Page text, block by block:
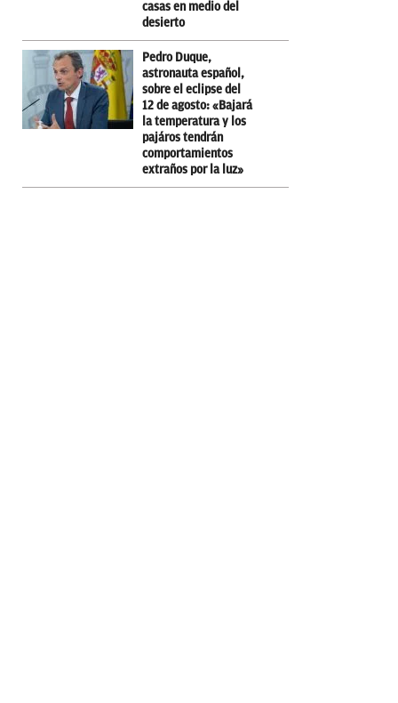
casas en medio del
desierto
Pedro Duque,
astronauta español,
sobre el eclipse del
12 de agosto: «Bajará
la temperatura y los
pajáros tendrán
comportamientos
extraños por la luz»